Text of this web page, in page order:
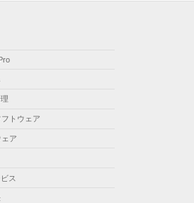
トウェア
ア
ス